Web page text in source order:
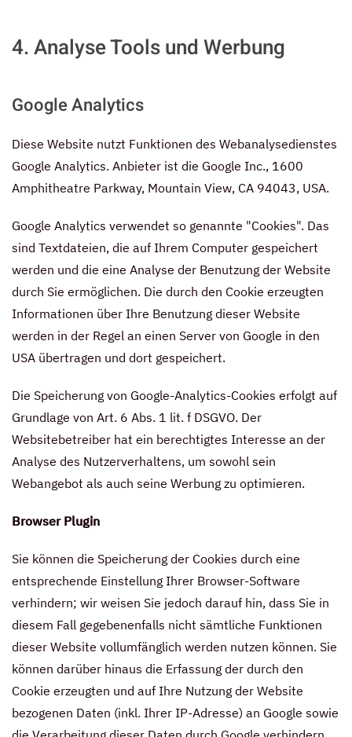
4. Analyse Tools und Werbung
Google Analytics
Diese Website nutzt Funktionen des Webanalysedienstes
Google Analytics. Anbieter ist die Google Inc., 1600
Amphitheatre Parkway, Mountain View, CA 94043, USA.
Google Analytics verwendet so genannte "Cookies". Das
sind Textdateien, die auf Ihrem Computer gespeichert
werden und die eine Analyse der Benutzung der Website
durch Sie ermöglichen. Die durch den Cookie erzeugten
Informationen über Ihre Benutzung dieser Website
werden in der Regel an einen Server von Google in den
USA übertragen und dort gespeichert.
Die Speicherung von Google-Analytics-Cookies erfolgt auf
Grundlage von Art. 6 Abs. 1 lit. f DSGVO. Der
Websitebetreiber hat ein berechtigtes Interesse an der
Analyse des Nutzerverhaltens, um sowohl sein
Webangebot als auch seine Werbung zu optimieren.
Browser Plugin
Sie können die Speicherung der Cookies durch eine
entsprechende Einstellung Ihrer Browser-Software
verhindern; wir weisen Sie jedoch darauf hin, dass Sie in
diesem Fall gegebenenfalls nicht sämtliche Funktionen
dieser Website vollumfänglich werden nutzen können. Sie
können darüber hinaus die Erfassung der durch den
Cookie erzeugten und auf Ihre Nutzung der Website
bezogenen Daten (inkl. Ihrer IP-Adresse) an Google sowie